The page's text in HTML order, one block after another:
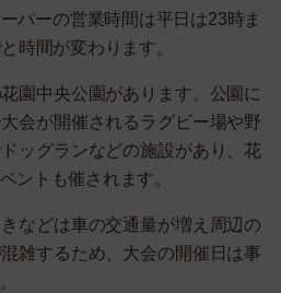
パーの営業時間は平日は23時ま
時間が変わります。
園中央公園があります。公園に
会が開催されるラグビー場や野
ッグランなどの施設があり、花
ントも催されます。
などは車の交通量が増え周辺の
雑するため、大会の開催日は事